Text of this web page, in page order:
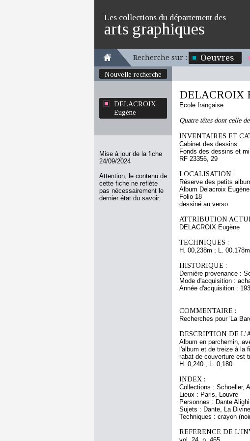
Les collections du département des
arts graphiques
Recherche sur : Oeuvres
Nouvelle recherche
DELACROIX
Eugène
Mise à jour de la fiche
24/09/2024
Attention, le contenu de
cette fiche ne reflète
pas nécessairement le
dernier état du savoir.
DELACROIX
Ecole française
Quatre têtes dont celle
INVENTAIRES ET
Cabinet des dessins
Fonds des dessins et
RF 23356, 29
LOCALISATION :
Réserve des petits
Album Delacroix
Folio 18
dessiné au verso
ATTRIBUTION
DELACROIX Eugène
TECHNIQUES :
H. 00,238m ; L. 00,178m
HISTORIQUE :
Dernière provenance :
Mode d'acquisition :
Année d'acquisition :
COMMENTAIRE :
Recherches pour 'La
DESCRIPTION DE
Album en parchemin,
l'album et de treize à la
rabat de couverture est
H. 0,240 ; L. 0,180.
INDEX :
Collections : Schoeller,
Lieux : Paris, Louvre
Personnes : Dante
Sujets : Dante, La
Techniques : crayon
REFERENCE DE